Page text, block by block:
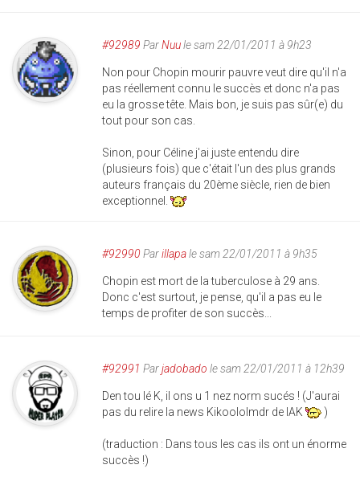
#92989 ParNuule sam 22/01/2011 à 9h23
Non pour Chopin mourir pauvre veut dire qu'il n'a
pas réellement connu le succès et donc n'a pas
eu la grosse tête. Mais bon, je suis pas sûr(e) du
tout pour son cas.
Sinon, pour Céline j'ai juste entendu dire
(plusieurs fois) que c'était l'un des plus grands
auteurs français du 20ème siècle, rien de bien
exceptionnel.
#92990 Parillapale sam 22/01/2011 à 9h35
Chopin est mort de la tuberculose à 29 ans.
Donc c'est surtout, je pense, qu'il a pas eu le
temps de profiter de son succès...
#92991 Parjadobado le sam 22/01/2011 à 12h39
Den tou lé K, il ons u 1 nez norm sucés ! (J'aurai
pas du relire la news Kikoololmdr de IAK
)
(traduction : Dans tous les cas ils ont un énorme
succès !)